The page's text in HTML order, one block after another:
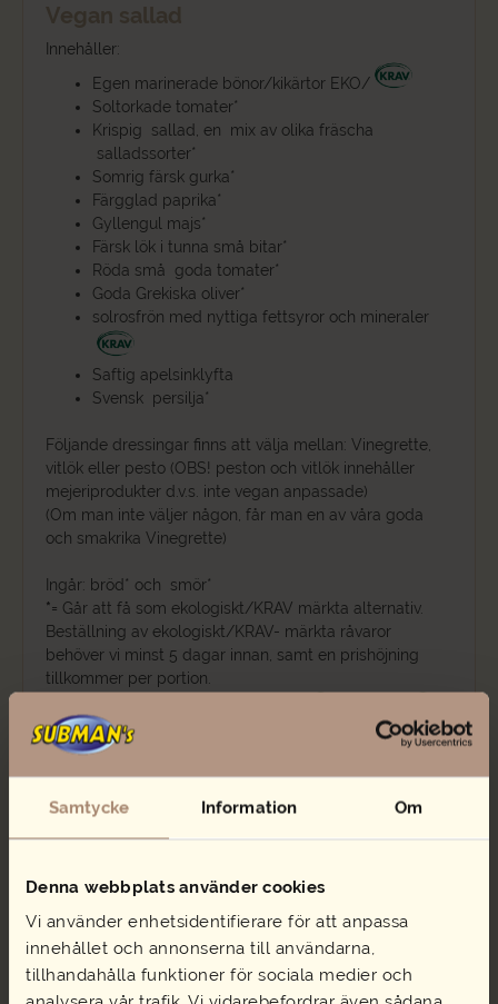
Samtycke Information Om
Denna webbplats använder cookies
Vi använder enhetsidentifierare för att anpassa
innehållet och annonserna till användarna,
tillhandahålla funktioner för sociala medier och
Vegan sallad
Innehåller:
Egen marinerade bönor/kikärtor EKO/
Soltorkade tomater*
Krispig sallad, en mix av olika fräscha
salladssorter*
Somrig färsk gurka*
Färgglad paprika*
Gyllengul majs*
Färsk lök i tunna små bitar*
Röda små goda tomater*
Goda Grekiska oliver*
solrosfrön med nyttiga fettsyror och mineraler
Saftig apelsinklyfta
Svensk persilja*
Följande dressingar finns att välja mellan: Vinegrette,
vitlök eller pesto (OBS! peston och vitlök innehåller
mejeriprodukter d.v.s. inte vegan anpassade)
(Om man inte väljer någon, får man en av våra goda
och smakrika Vinegrette)
Ingår: bröd* och smör*
*= Går att få som ekologiskt/KRAV märkta alternativ.
Beställning av ekologiskt/KRAV- märkta råvaror
behöver vi minst 5 dagar innan, samt en prishöjning
tillkommer per portion.
Kan erbjudas med tillägg av pasta
Couscous